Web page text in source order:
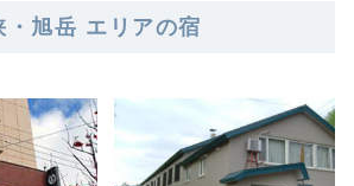
・旭岳 エリアの宿